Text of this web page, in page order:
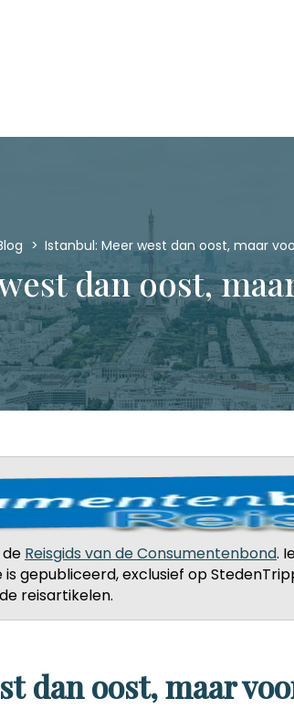
> Istanbul: Meer west dan oost, maar
dan oost,
Reisgids van de Consumentenbond.
gepubliceerd, exclusief op
reisartikelen.
dan oost, maar